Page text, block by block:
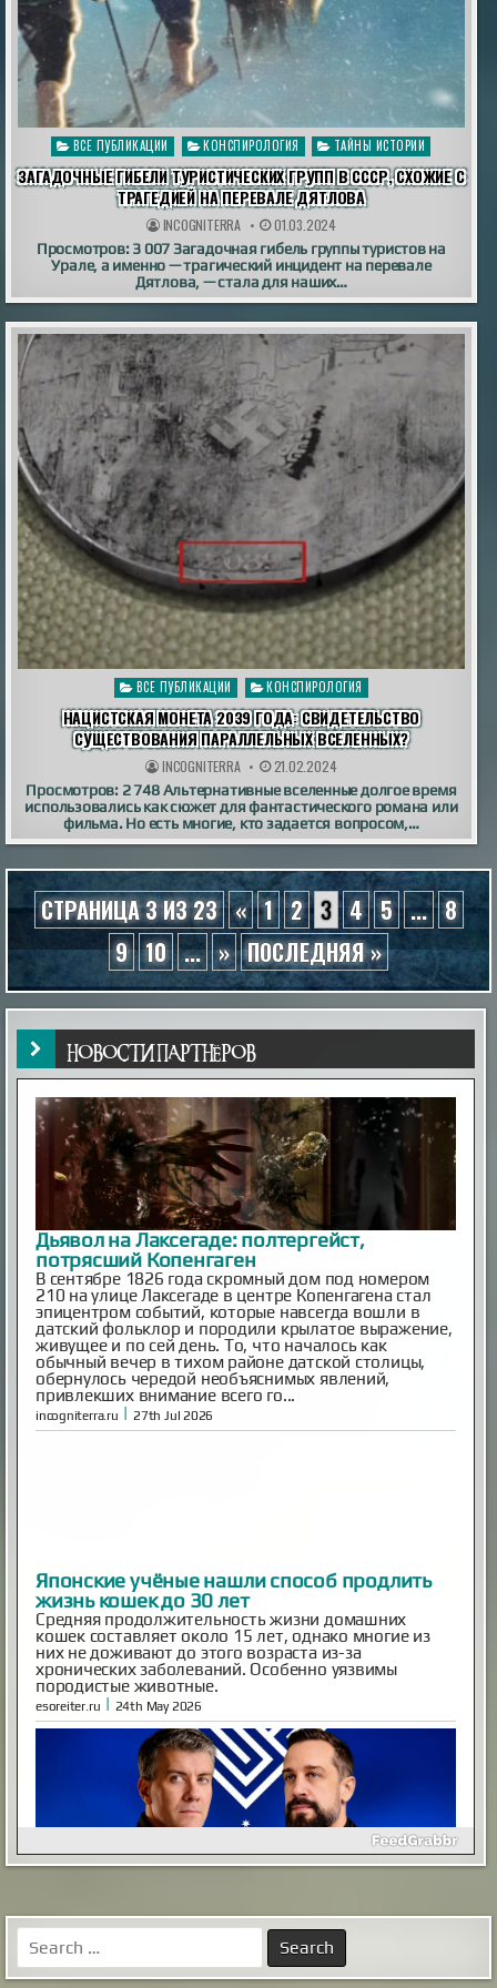
Опубликовано
в
ВСЕ ПУБЛИКАЦИИ КОНСПИРОЛОГИЯ ТАЙНЫ ИСТОРИИ
ЗАГАДОЧНЫЕ ГИБЕЛИ ТУРИСТИЧЕСКИХ ГРУПП В СССР, СХОЖИЕ С
ТРАГЕДИЕЙ НА ПЕРЕВАЛЕ ДЯТЛОВА
INCOGNITERRA 01.03.2024
Просмотров: 3 007 Загадочная гибель группы туристов на
Урале, а именно — трагический инцидент на перевале
Дятлова, — стала для наших…
Опубликовано
в
ВСЕ ПУБЛИКАЦИИ КОНСПИРОЛОГИЯ
НАЦИСТСКАЯ МОНЕТА 2039 ГОДА: СВИДЕТЕЛЬСТВО
СУЩЕСТВОВАНИЯ ПАРАЛЛЕЛЬНЫХ ВСЕЛЕННЫХ?
INCOGNITERRA 21.02.2024
Просмотров: 2 748 Альтернативные вселенные долгое время
использовались как сюжет для фантастического романа или
фильма. Но есть многие, кто задается вопросом,…
СТРАНИЦА 3 ИЗ 23 « 1 2 3 4 5 ... 8
9 10 ... » ПОСЛЕДНЯЯ »
НОВОСТИ ПАРТНЁРОВ
Дьявол на Лаксегаде: полтергейст,
потрясший Копенгаген
В сентябре 1826 года скромный дом под номером
210 на улице Лаксегаде в центре Копенгагена стал
эпицентром событий, которые навсегда вошли в
датский фольклор и породили крылатое выражение,
живущее и по сей день. То, что началось как
обычный вечер в тихом районе датской столицы,
обернулось чередой необъяснимых явлений,
привлекших внимание всего го...
incogniterra.ru | 27th Jul 2026
Японские учёные нашли способ продлить
жизнь кошек до 30 лет
Средняя продолжительность жизни домашних
кошек составляет около 15 лет, однако многие из
них не доживают до этого возраста из-за
хронических заболеваний. Особенно уязвимы
породистые животные.
Inescapable is Live!
Ben and Aaron—the Mysterious Universe founders—are
back! Inescapable is live. Episode One is streaming now.
Already an MU Plus+ subscriber? Your membership now
includes full access to Inescapable and exclusive Plus+
content at no extra cost. New to Plus+? Subscribe
before April 14th to unlock permanent dual access to
both Mysterious Univers...
mysteriousuniverse.org | 14th Feb 2026
Как выглядел мужчина, живший в
Иерихоне 9 тысяч лет назад
Так называемый «иерихонский череп» был найден
британским археологом Кэтлин Кэньон в 1953 году
Search
for: